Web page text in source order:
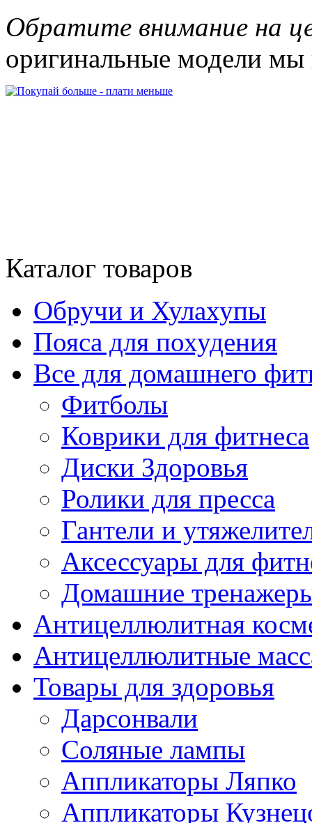
Обратите внимание на
оригинальные модели
Каталог товаров
Обручи и Хулахупы
Пояса для похудения
Все для домашнего
Фитболы
Коврики для фитнеса
Диски Здоровья
Ролики для пресса
Гантели и
Аксессуары для
Домашние
Антицеллюлитная
Антицеллюлитные
Товары для здоровья
Дарсонвали
Соляные лампы
Аппликаторы Ляпко
Аппликаторы